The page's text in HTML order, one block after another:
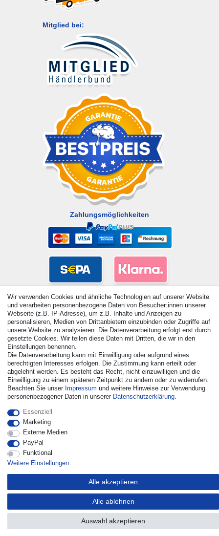
Mitglied bei:
Zahlungsmöglichkeiten
© Copyright 2026 | Alle Rechte vorbehalten. - Alle Rechte
vorbehalten. Preisangaben inkl. gesetzl. 19% MwSt. |
Grundpreise siehe Artikeldetail | *Gilt für Lieferungen nach
Deutschland!
Wir verwenden Cookies und ähnliche Technologien auf unserer Website
und verarbeiten personenbezogene Daten von Besucher:innen unserer
Webseite (z.B. IP-Adresse), um z.B. Inhalte und Anzeigen zu
personalisieren, Medien von Drittanbietern einzubinden oder Zugriffe auf
unsere Website zu analysieren. Die Datenverarbeitung erfolgt erst durch
gesetzte Cookies. Wir teilen diese Daten mit Dritten, die wir in den
Einstellungen benennen.
Die Datenverarbeitung kann mit Einwilligung oder aufgrund eines
berechtigten Interesses erfolgen. Die Zustimmung kann erteilt oder
abgelehnt werden. Es besteht das Recht, nicht einzuwilligen und die
Einwilligung zu einem späteren Zeitpunkt zu ändern oder zu widerrufen.
Beachten Sie unser Impressum und weitere Hinweise zur Verwendung
personenbezogener Daten in unserer Daten­schutz­erklärung.
Essenziell
Marketing
Externe Medien
PayPal
Funktional
Weitere Einstellungen
Alle akzeptieren
Alle ablehnen
Auswahl akzeptieren